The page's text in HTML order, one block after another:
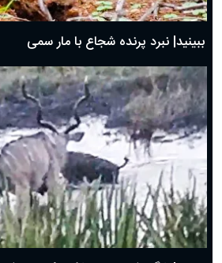
ببینید| نبرد پرنده شجاع با مار سمی